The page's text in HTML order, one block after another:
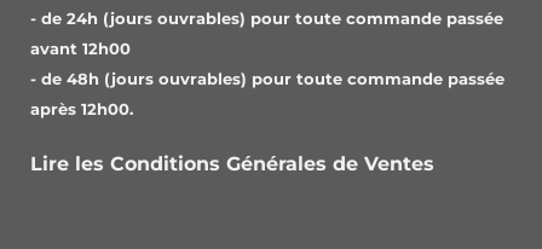
- de 24h (jours ouvrables) pour toute commande passée
avant 12h00
- de 48h (jours ouvrables) pour toute commande passée
après 12h00.
Lire les Conditions Générales de Ventes